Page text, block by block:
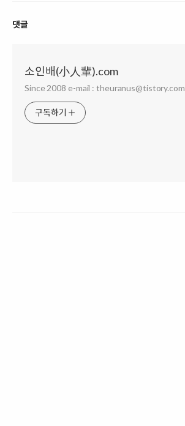
댓글
소인배(小人輩).com
Since 2008 e-mail : theuranus@tistory.com
구독하기